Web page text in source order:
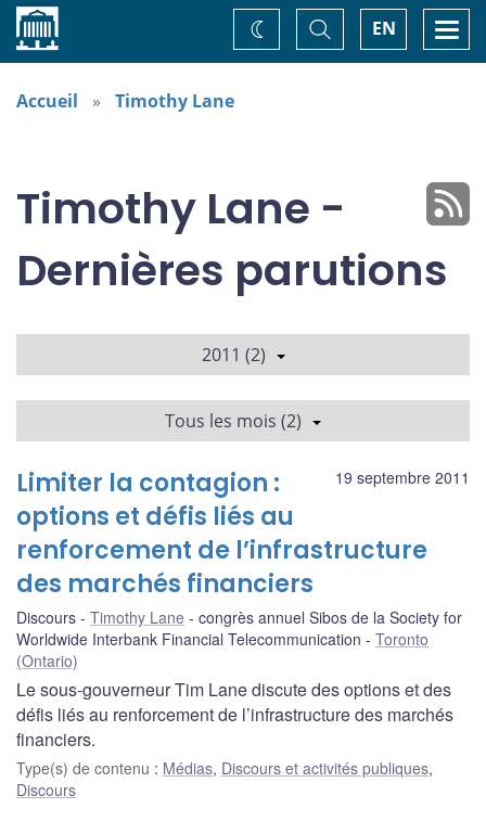
Accueil EN
Basculer
la
recherche
Changez
de
Accueil Timothy Lane
Timothy Lane -
Dernières parutions
2011 (2)
Tous les mois (2)
19 septembre 2011
Limiter la contagion :
options et défis liés au
renforcement de l’infrastructure
des marchés financiers
Discours Timothy Lane
congrès annuel Sibos de la Society for
Worldwide Interbank Financial Telecommunication
Toronto
(Ontario)
Le sous-gouverneur Tim Lane discute des options et des
défis liés au renforcement de l’infrastructure des marchés
financiers.
Type(s) de contenu : Médias, Discours et activités publiques,
Discours